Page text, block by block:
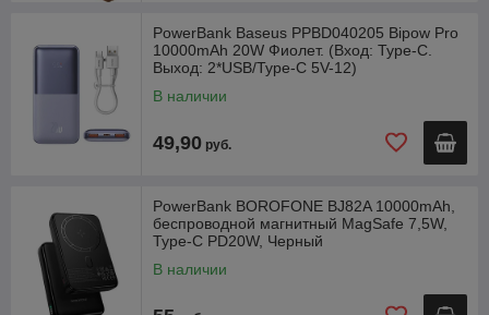
PowerBank Baseus PPBD040205 Bipow Pro
10000mAh 20W Фиолет. (Вход: Type-C.
Выход: 2*USB/Type-C 5V-12)
В наличии
49,90 руб.
PowerBank BOROFONE BJ82A 10000mAh,
беспроводной магнитный MagSafe 7,5W,
Type-C PD20W, Черный
В наличии